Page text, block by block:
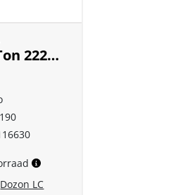
222
6051
Dozon LC